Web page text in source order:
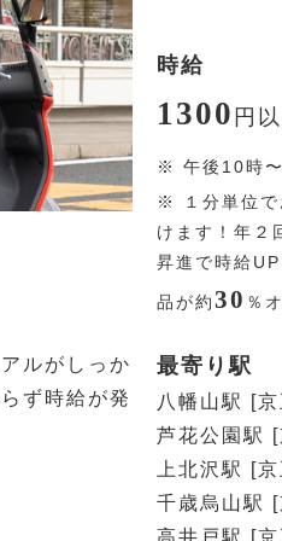
ルがしっか
ず時給が発
時給
1300 円
※ 午後10時
※
１分単位
けます！年２
昇進で時給
品が約30 ％
最寄り駅
八幡山駅 [
芦花公園駅
上北沢駅 [
千歳烏山駅
高井戸駅 [